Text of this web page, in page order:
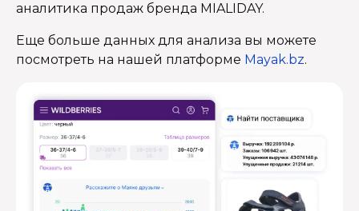
аналитика продаж бренда MIALIDAY.
Еще больше данных для анализа вы можете
посмотреть на нашей платформе Mayak.bz.